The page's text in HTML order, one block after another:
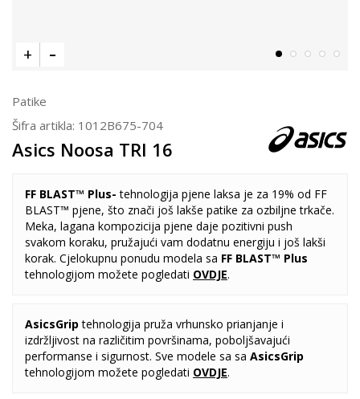
Patike
Šifra artikla: 1012B675-704
Asics Noosa TRI 16
FF BLAST™ Plus- tehnologija pjene laksa je za 19% od FF
BLAST™ pjene, što znači još lakše patike za ozbiljne trkače.
Meka, lagana kompozicija pjene daje pozitivni push
svakom koraku, pružajući vam dodatnu energiju i još lakši
korak. Cjelokupnu ponudu modela sa FF BLAST™ Plus
tehnologijom možete pogledati OVDJE.
AsicsGrip tehnologija pruža vrhunsko prianjanje i
izdržljivost na različitim površinama, poboljšavajući
performanse i sigurnost. Sve modele sa sa AsicsGrip
tehnologijom možete pogledati OVDJE.